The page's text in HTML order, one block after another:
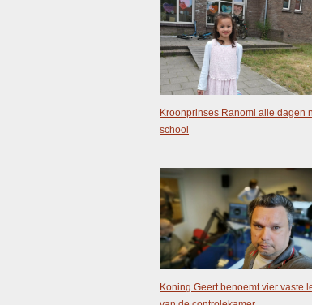
Kroonprinses Ranomi alle dagen
school
Koning Geert benoemt vier vaste